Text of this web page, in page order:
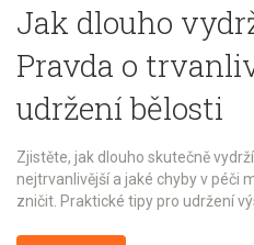
Jak dlouho
Pravda o
udržení bělosti
Zjistěte, jak dlouho skutečně
nejtrvanlivější a jaké chyby v péči
zničit. Praktické tipy pro udržení